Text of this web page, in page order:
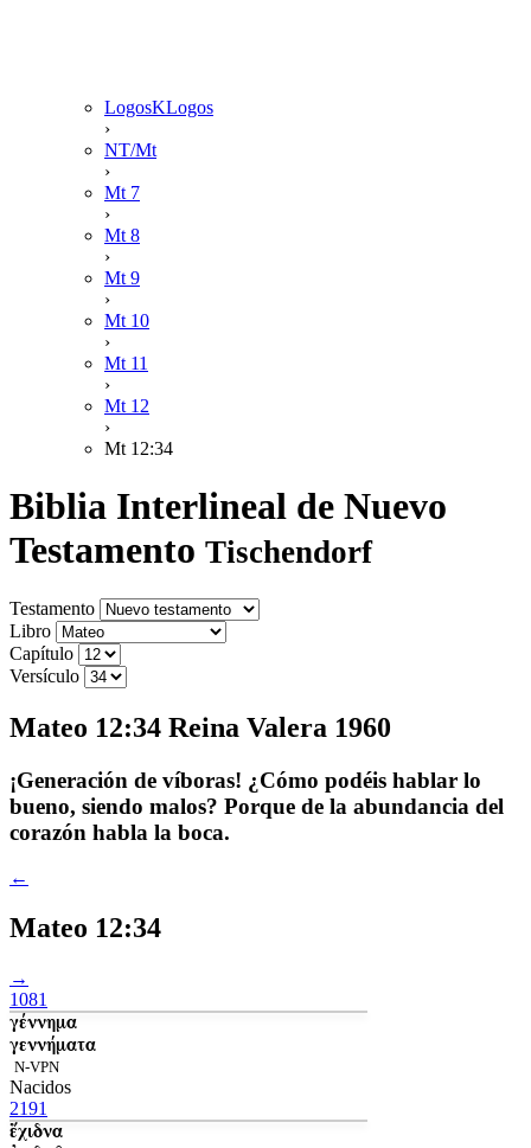
LogosKLogos
›
NT/Mt
›
Mt 7
›
Mt 8
›
Mt 9
›
Mt 10
›
Mt 11
›
Mt 12
›
Mt 12:34
Biblia Interlineal de Nuevo
Testamento Tischendorf
Testamento
Libro
Capítulo
Versículo
Mateo 12:34 Reina Valera 1960
¡Generación de víboras! ¿Cómo podéis hablar lo
bueno, siendo malos? Porque de la abundancia del
corazón habla la boca.
←
Mateo 12:34
→
1081
γέννημα
γεννήματα
N-VPN
Nacidos
2191
ἔχιδνα